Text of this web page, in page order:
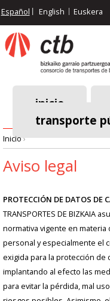
Pasar
contenido
principal
Español English Euskera
Menú
principal
inicio
transporte
Ruta
navegación
Inicio›
Aviso legal
PROTECCIÓN DE DATOS DE
TRANSPORTES DE BIZKAIA
normativa vigente en
personal y especialmente el
exigida para la protección de
implantando al efecto las
para evitar la pérdida, mal